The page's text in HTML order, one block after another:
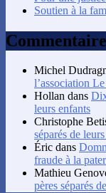
Soutien à la
Michel
l’association
Hollan dans
leurs enfants
Christophe
séparés de
Éric dans
fraude à la
Mathieu
pères séparés